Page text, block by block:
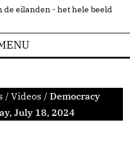
de eilanden - het hele beeld
/ Videos / Democracy
July 18, 2024